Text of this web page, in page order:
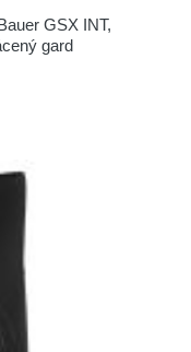
GSX INT,
gard